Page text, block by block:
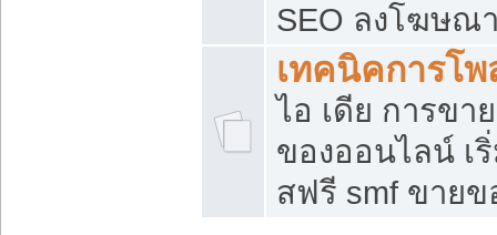
SEO ลงโฆษณ
เทคนิคการโ
ไอ เดีย การขา
ของออนไลน์ เ
สฟรี smf ขาย